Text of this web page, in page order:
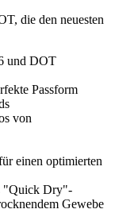
die den neuesten
und DOT
Passform
von
einen optimierten
"Quick Dry"-
Gewebe